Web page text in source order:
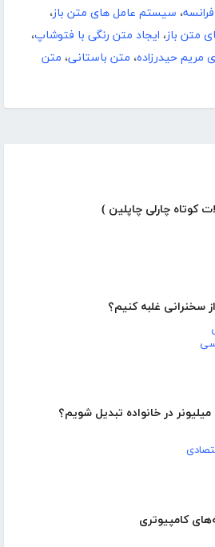
کوتاه چارلی چاپلین )
سخنرانی غلبه کنیم؟
در خانواده تبدیل شویم؟
کامپیوتری
، سیستم عامل های متن باز،
متن باز، ایجاد متن رنگی با فتوشاپ،
مریم حیدرزاده، متن باستانی، متن